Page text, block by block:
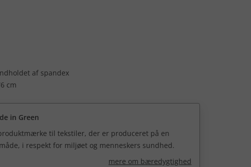
af spandex
cm
in Green
til tekstiler, der er produceret på en
i respekt for miljøet og menneskers sundhed.
mere om bæredygtighed